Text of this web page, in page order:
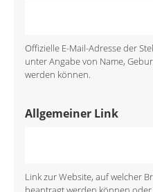
Offizielle E-Mail-Adresse der
unter Angabe von Name,
werden können.
Allgemeiner Link
Link zur Website, auf welcher